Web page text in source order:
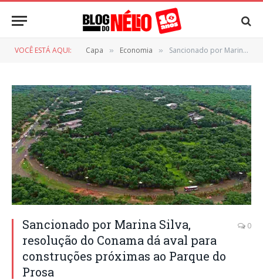
VOCÊ ESTÁ AQUI: Capa » Economia » Sancionado por Marina Silva, resolução do Conama dá aval para construções próximas ao Parque do Prosa
Sancionado por Marina Silva,
resolução do Conama dá aval para
construções próximas ao Parque do
Prosa
0